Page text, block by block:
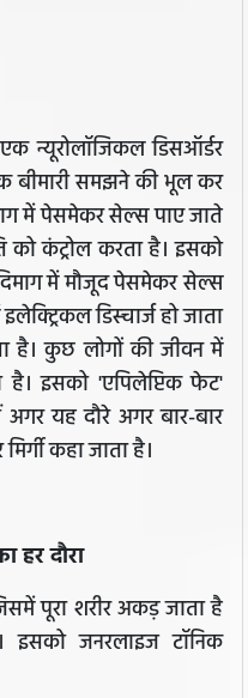
न्यूरोलॉजिकल डिसऑर्डर
बीमारी समझने की भूल कर
में पेसमेकर सेल्स पाए जाते
कंट्रोल करता है। इसको
में मौजूद पेसमेकर सेल्स
डिस्चार्ज हो जाता
है। कुछ लोगों की जीवन में
है। इसको 'एपिलेप्टिक फेट'
अगर यह दौरे अगर बार-बार
कहा जाता है।
हर दौरा
पूरा शरीर अकड़ जाता है
जनरलाइज टॉनिक